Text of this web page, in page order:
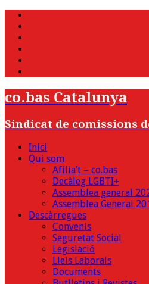
co.bas Catalunya
Sindicat de comissions
Inici
Qui som
Afilia’t – co.bas
Decàleg LGBTI+
Assemblea general
Assemblea General
Descàrregues
Convenis
Seguretat Social
Legislació
Lleis Laborals
Documents